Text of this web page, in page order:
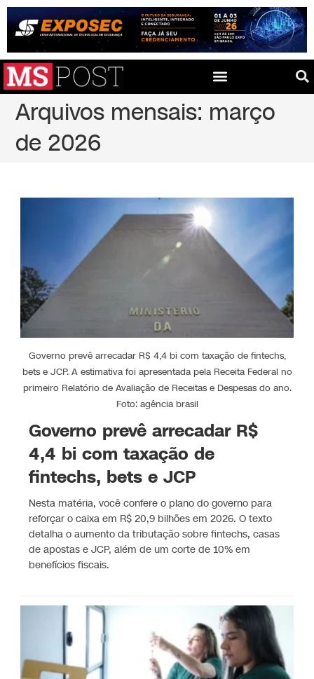
Arquivos mensais: março
de 2026
Governo prevê arrecadar R$ 4,4 bi com taxação de fintechs,
bets e JCP. A estimativa foi apresentada pela Receita Federal no
primeiro Relatório de Avaliação de Receitas e Despesas do ano.
Foto: agência brasil
Governo prevê arrecadar R$
4,4 bi com taxação de
fintechs, bets e JCP
Nesta matéria, você confere o plano do governo para
reforçar o caixa em R$ 20,9 bilhões em 2026. O texto
detalha o aumento da tributação sobre fintechs, casas
de apostas e JCP, além de um corte de 10% em
benefícios fiscais.